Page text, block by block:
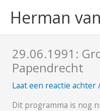
naarHerman
29.06.1991:
Papendrecht
Laat een reactie achter
Dit programma is nog